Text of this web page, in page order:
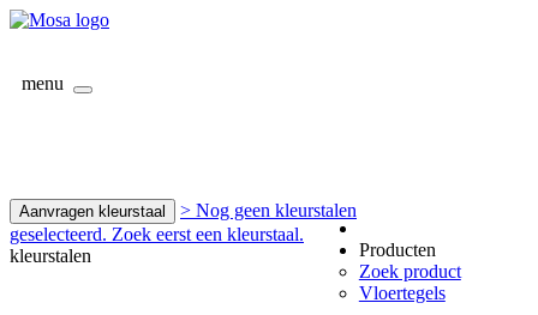
menu
Aanvragen kleurstaal
> Nog geen kleurstalen
geselecteerd. Zoek eerst een kleurstaal.
kleurstalen
Producten
Zoek product
Vloertegels